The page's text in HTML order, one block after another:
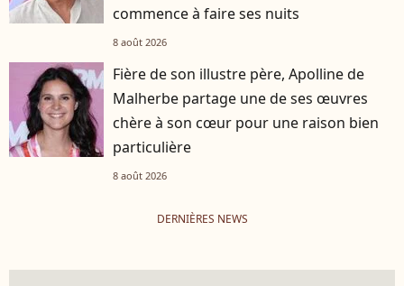
commence à faire ses nuits
8 août 2026
Fière de son illustre père, Apolline de
Malherbe partage une de ses œuvres
chère à son cœur pour une raison bien
particulière
8 août 2026
DERNIÈRES NEWS